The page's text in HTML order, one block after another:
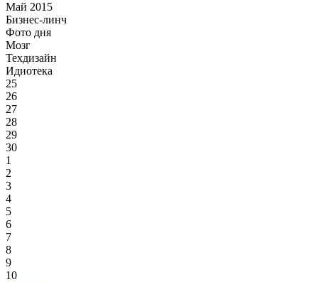
Май 2015
Бизнес-линч
Фото дня
Мозг
Техдизайн
Идиотека
25
26
27
28
29
30
1
2
3
4
5
6
7
8
9
10